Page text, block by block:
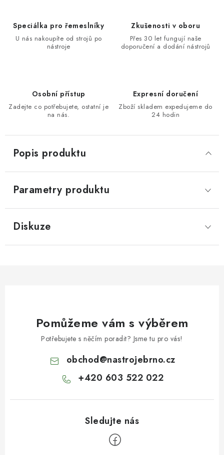
Moje objednávka
Speciálka pro řemeslníky
U nás nakoupíte od strojů po
nástroje
Zkušenosti v oboru
Přes 30 let fungují naše
doporučení a dodání nástrojů
Osobní přístup
Zadejte co potřebujete, ostatní je
na nás.
Expresní doručení
Zboží skladem expedujeme do
24 hodin
Popis produktu
Parametry produktu
Diskuze
Pomůžeme vám s výběrem
Potřebujete s něčím poradit? Jsme tu pro vás!
obchod@nastrojebrno.cz
+420 603 522 022